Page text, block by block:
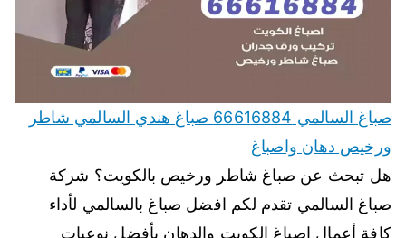
صباغ السالمي 66616884 صباغ هندي السالمي شاطر
ورخيص دهان واصباغ
هل تبحث عن صباغ شاطر ورخيص بالكويت؟ شركة
صباغ السالمي تقدم لكم افضل صباغ بالسالمي لأداء
كافة أعمال اصباغ الكويت والدهان بأفضل نوعيات